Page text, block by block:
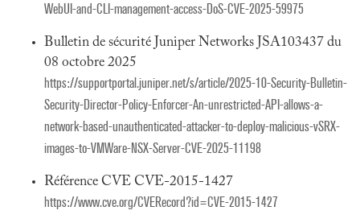
WebUI-and-CLI-management-access-DoS-CVE-2025-59975
Bulletin de sécurité Juniper Networks JSA103437 du
08 octobre 2025
https://supportportal.juniper.net/s/article/2025-10-Security-Bulletin-
Security-Director-Policy-Enforcer-An-unrestricted-API-allows-a-
network-based-unauthenticated-attacker-to-deploy-malicious-vSRX-
images-to-VMWare-NSX-Server-CVE-2025-11198
Référence CVE CVE-2015-1427
https://www.cve.org/CVERecord?id=CVE-2015-1427